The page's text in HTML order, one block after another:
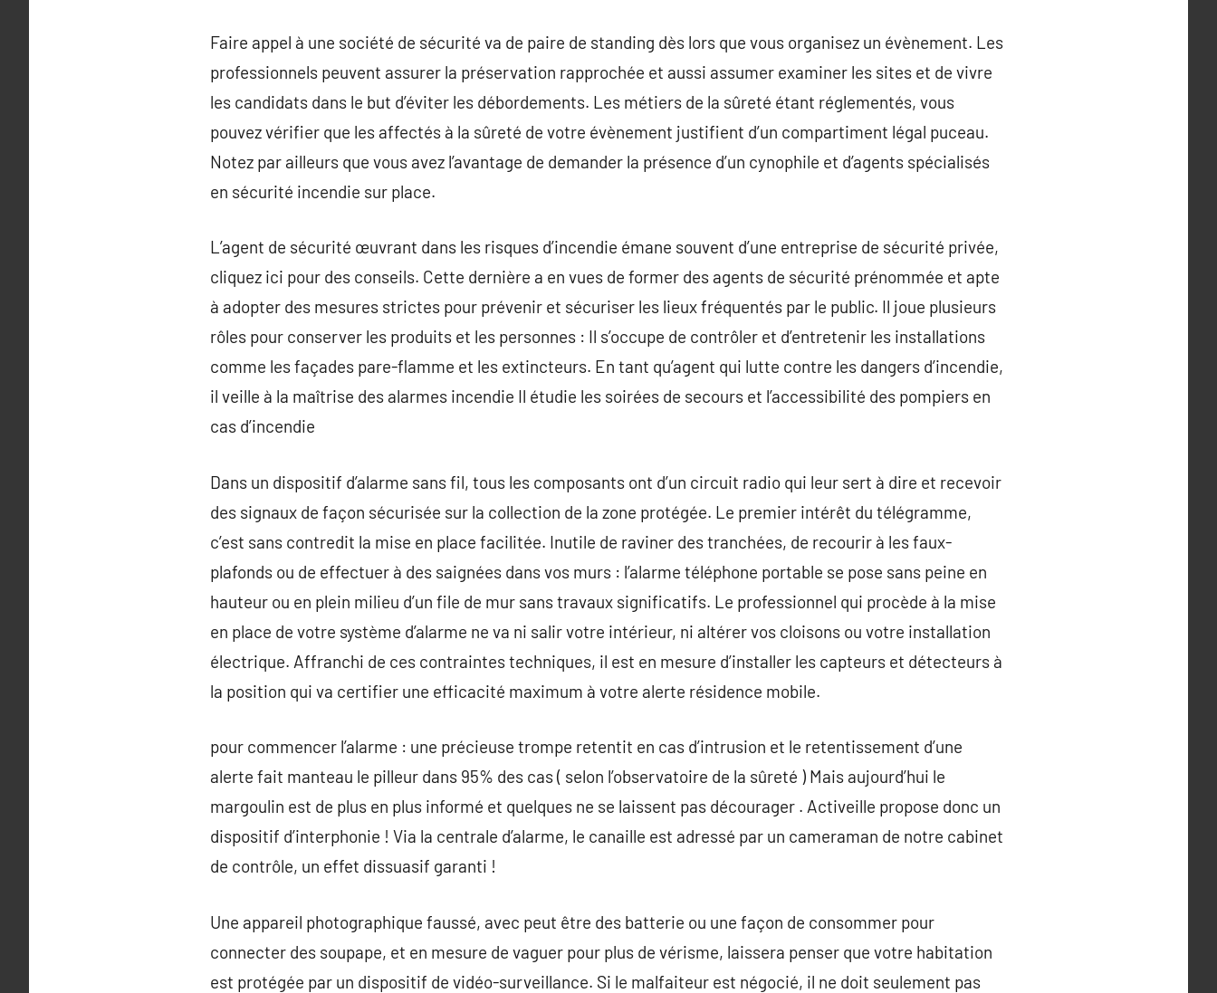
Faire appel à une société de sécurité va de paire de standing dès lors que vous organisez un évènement. Les
professionnels peuvent assurer la préservation rapprochée et aussi assumer examiner les sites et de vivre
les candidats dans le but d’éviter les débordements. Les métiers de la sûreté étant réglementés, vous
pouvez vérifier que les affectés à la sûreté de votre évènement justifient d’un compartiment légal puceau.
Notez par ailleurs que vous avez l’avantage de demander la présence d’un cynophile et d’agents spécialisés
en sécurité incendie sur place.
L’agent de sécurité œuvrant dans les risques d’incendie émane souvent d’une entreprise de sécurité privée,
cliquez ici pour des conseils. Cette dernière a en vues de former des agents de sécurité prénommée et apte
à adopter des mesures strictes pour prévenir et sécuriser les lieux fréquentés par le public. Il joue plusieurs
rôles pour conserver les produits et les personnes : Il s’occupe de contrôler et d’entretenir les installations
comme les façades pare-flamme et les extincteurs. En tant qu’agent qui lutte contre les dangers d’incendie,
il veille à la maîtrise des alarmes incendie Il étudie les soirées de secours et l’accessibilité des pompiers en
cas d’incendie
Dans un dispositif d’alarme sans fil, tous les composants ont d’un circuit radio qui leur sert à dire et recevoir
des signaux de façon sécurisée sur la collection de la zone protégée. Le premier intérêt du télégramme,
c’est sans contredit la mise en place facilitée. Inutile de raviner des tranchées, de recourir à les faux-
plafonds ou de effectuer à des saignées dans vos murs : l’alarme téléphone portable se pose sans peine en
hauteur ou en plein milieu d’un file de mur sans travaux significatifs. Le professionnel qui procède à la mise
en place de votre système d’alarme ne va ni salir votre intérieur, ni altérer vos cloisons ou votre installation
électrique. Affranchi de ces contraintes techniques, il est en mesure d’installer les capteurs et détecteurs à
la position qui va certifier une efficacité maximum à votre alerte résidence mobile.
pour commencer l’alarme : une précieuse trompe retentit en cas d’intrusion et le retentissement d’une
alerte fait manteau le pilleur dans 95% des cas ( selon l’observatoire de la sûreté ) Mais aujourd’hui le
margoulin est de plus en plus informé et quelques ne se laissent pas décourager . Activeille propose donc un
dispositif d’interphonie ! Via la centrale d’alarme, le canaille est adressé par un cameraman de notre cabinet
de contrôle, un effet dissuasif garanti !
Une appareil photographique faussé, avec peut être des batterie ou une façon de consommer pour
connecter des soupape, et en mesure de vaguer pour plus de vérisme, laissera penser que votre habitation
est protégée par un dispositif de vidéo-surveillance. Si le malfaiteur est négocié, il ne doit seulement pas